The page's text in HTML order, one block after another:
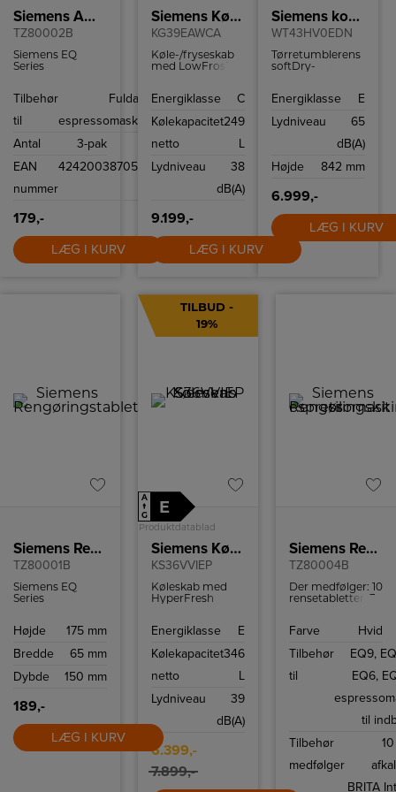
Siemens Afkalkningstabletter
TZ80002B
Siemens EQ
Series
og forlænger din
Tilbehør
til
Fuldauto.
espressomaskiner
Antal
3-pak
EAN
nummer
4242003870532
179,-
LÆG I KURV
Siemens Køle-/fryseskab
KG39EAWCA
Køle-/fryseskab
med LowFrost
isdannelse og
afrimning. Med
hyperFresh 0°C
og kød sig frisk
Energiklasse
C
Kølekapacitet
netto
249
L
Lydniveau
38
dB(A)
9.199,-
LÆG I KURV
Siemens kondenstørretumbler
WT43HV0EDN
Tørretumblerens
softDry-
sarte tøj ved at
luftstrøm og
blade, der
varme luft jævnt
og blidt.
Tromlens design
gør det muligt
for vasketøjet at
glide hen over
tromlen, som om
Energiklasse
E
Lydniveau
65
dB(A)
Højde
842 mm
6.999,-
LÆG I KURV
Siemens Rengøringstabletter
TZ80001B
Siemens EQ
Series
rengøring af din
Højde
175 mm
Bredde
65 mm
Dybde
150 mm
189,-
LÆG I KURV
TILBUD -
19%
A
↑
G
E
Produktdatablad
Siemens Køleskab
KS36VVIEP
Køleskab med
HyperFresh
længere takket
fugtregulering.
giver jævn og
belysning i hele
Energiklasse
E
Kølekapacitet
netto
346
L
Lydniveau
39
dB(A)
6.399,-
7.899,-
Siemens Rengøringskit til espressomaskiner
TZ80004B
Der medfølger: 10
rensetabletter, 3
vandfilter, 1
Farve
Hvid
Tilbehør
til
EQ9,
EQ6,
til
Tilbehør
medfølger
BRITA